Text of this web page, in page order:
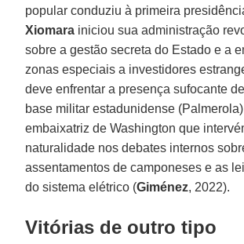
popular conduziu à primeira
Xiomara iniciou sua administração
sobre a gestão secreta do Estado e a
zonas especiais a investidores
deve enfrentar a presença sufocante
base militar estadunidense
embaixatriz de Washington que
naturalidade nos debates internos
assentamentos de camponeses e as
do sistema elétrico (Giménez, 2022).
Vitórias de outro tipo